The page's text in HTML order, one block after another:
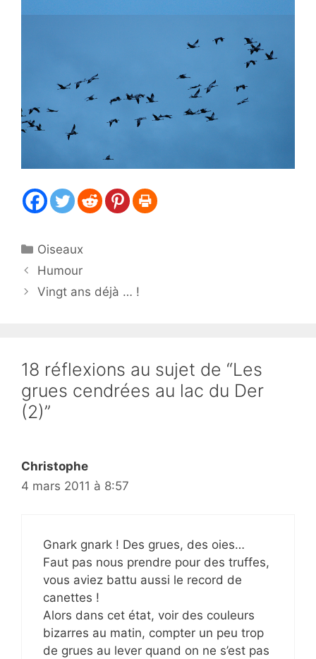
Catégories
Oiseaux
Humour
Vingt ans déjà … !
18 réflexions au sujet de “Les
grues cendrées au lac du Der
(2)”
Christophe
4 mars 2011 à 8:57
Gnark gnark ! Des grues, des oies…
Faut pas nous prendre pour des truffes,
vous aviez battu aussi le record de
canettes !
Alors dans cet état, voir des couleurs
bizarres au matin, compter un peu trop
de grues au lever quand on ne s’est pas